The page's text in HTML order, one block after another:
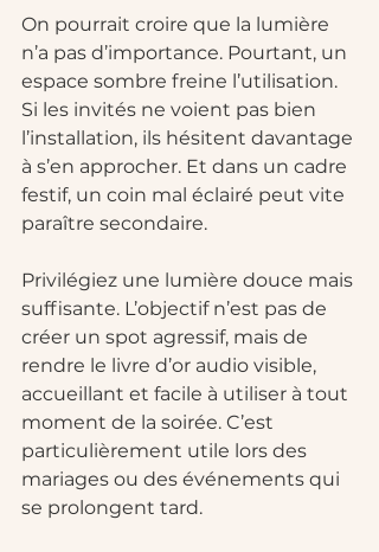
On pourrait croire que la lumière
n’a pas d’importance. Pourtant, un
espace sombre freine l’utilisation.
Si les invités ne voient pas bien
l’installation, ils hésitent davantage
à s’en approcher. Et dans un cadre
festif, un coin mal éclairé peut vite
paraître secondaire.
Privilégiez une lumière douce mais
suffisante. L’objectif n’est pas de
créer un spot agressif, mais de
rendre le livre d’or audio visible,
accueillant et facile à utiliser à tout
moment de la soirée. C’est
particulièrement utile lors des
mariages ou des événements qui
se prolongent tard.